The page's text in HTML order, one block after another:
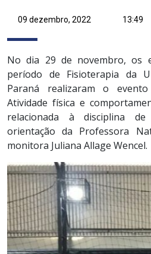
09 dezembro, 2022 13:49
No dia 29 de novembro, os
período de Fisioterapia da
Paraná realizaram o evento
Atividade física e
relacionada à disciplina
orientação da Professora
monitora Juliana Allage Wencel.